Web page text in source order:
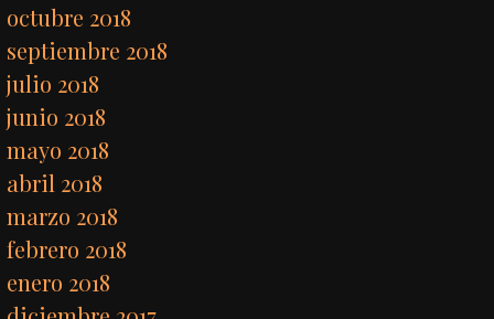
octubre 2018
septiembre 2018
julio 2018
junio 2018
mayo 2018
abril 2018
marzo 2018
febrero 2018
enero 2018